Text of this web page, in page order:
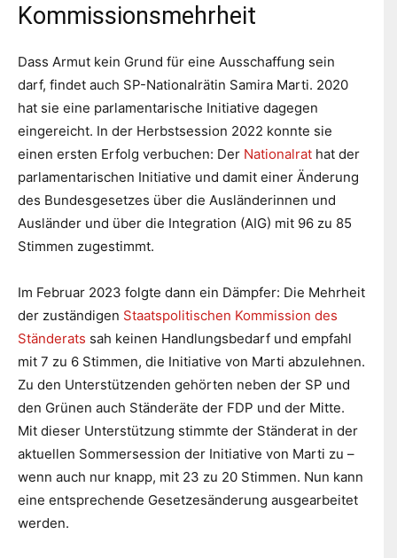
Kommissionsmehrheit
Dass Armut kein Grund für eine Ausschaffung sein
darf, findet auch SP-Nationalrätin Samira Marti. 2020
hat sie eine parlamentarische Initiative dagegen
eingereicht. In der Herbstsession 2022 konnte sie
einen ersten Erfolg verbuchen: Der Nationalrat hat der
parlamentarischen Initiative und damit einer Änderung
des Bundesgesetzes über die Ausländerinnen und
Ausländer und über die Integration (AIG) mit 96 zu 85
Stimmen zugestimmt.
Im Februar 2023 folgte dann ein Dämpfer: Die Mehrheit
der zuständigen Staatspolitischen Kommission des
Ständerats sah keinen Handlungsbedarf und empfahl
mit 7 zu 6 Stimmen, die Initiative von Marti abzulehnen.
Zu den Unterstützenden gehörten neben der SP und
den Grünen auch Ständeräte der FDP und der Mitte.
Mit dieser Unterstützung stimmte der Ständerat in der
aktuellen Sommersession der Initiative von Marti zu ­–
wenn auch nur knapp, mit 23 zu 20 Stimmen. Nun kann
eine entsprechende Gesetzesänderung ausgearbeitet
werden.